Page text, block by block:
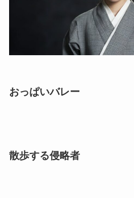
おっぱいバレー
散歩する侵略者